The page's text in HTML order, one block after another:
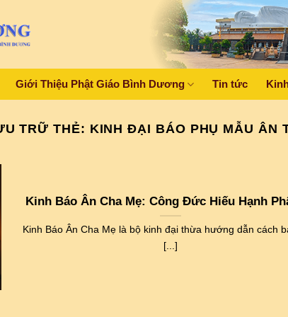
Giới Thiệu Phật Giáo Bình Dương Tin tức
TRỮ THẺ: KINH ĐẠI BÁO PHỤ MẪU ÂN
Kinh Báo Ân Cha Mẹ: Công Đức Hiếu Hạnh
Kinh Báo Ân Cha Mẹ là bộ kinh đại thừa hướng dẫn cách
[...]